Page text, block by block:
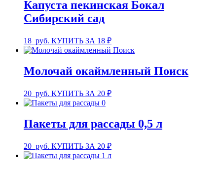
Капуста пекинская Бокал
Сибирский сад
18 руб. КУПИТЬ ЗА 18 ₽
Молочай окаймленный Поиск
20 руб. КУПИТЬ ЗА 20 ₽
Пакеты для рассады 0,5 л
20 руб. КУПИТЬ ЗА 20 ₽